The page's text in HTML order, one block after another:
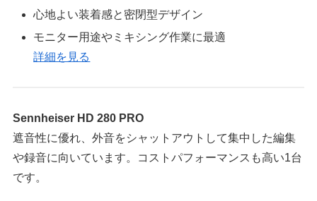
心地よい装着感と密閉型デザイン
モニター用途やミキシング作業に最適
詳細を見る
Sennheiser HD 280 PRO
遮音性に優れ、外音をシャットアウトして集中した編集
や録音に向いています。コストパフォーマンスも高い1台
です。